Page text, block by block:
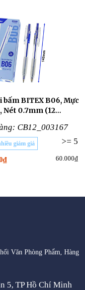
bấm BITEX B06, Mực
Nét 0.7mm (12
CB12_003167
>= 5
giảm giá
60.000₫
Văn Phòng Phẩm, Hàng
5, TP Hồ Chí Minh